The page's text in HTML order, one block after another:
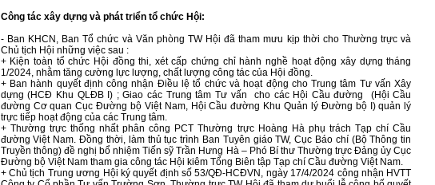
Công tác xây dựng và phát triển tổ chức Hội:
- Ban KHCN, Ban Tổ chức và Văn phòng TW Hội đã tham mưu kịp thời cho Thường trực và
Chủ tịch Hội những việc sau :
+ Kiện toàn tổ chức Hội đồng thi, xét cấp chứng chỉ hành nghề hoạt động xây dựng tháng
1/2024, nhằm tăng cường lực lượng, chất lượng công tác của Hội đồng.
+ Ban hành quyết định công nhận Điều lệ tổ chức và hoạt động cho Trung tâm Tư vấn Xây
dựng (HCĐ Khu QLĐB I) ; Giao các Trung tâm Tư vấn cho các Hội Cầu đường (Hội Cầu
đường Cơ quan Cục Đường bộ Việt Nam, Hội Cầu đường Khu Quản lý Đường bộ I) quản lý
trực tiếp hoạt động của các Trung tâm.
+ Thường trực thống nhất phân công PCT Thường trực Hoàng Hà phụ trách Tạp chí Cầu
đường Việt Nam. Đồng thời, làm thủ tục trình Ban Tuyên giáo TW, Cục Báo chí (Bộ Thông tin
Truyền thông) đề nghị bổ nhiệm Tiến sỹ Trần Hưng Hà – Phó Bí thư Thường trực Đảng ủy Cục
Đường bộ Việt Nam tham gia công tác Hội kiêm Tổng Biên tập Tạp chí Cầu đường Việt Nam.
+ Chủ tịch Trung ương Hội ký quyết định số 53/QĐ-HCĐVN, ngày 17/4/2024 công nhận HVTT